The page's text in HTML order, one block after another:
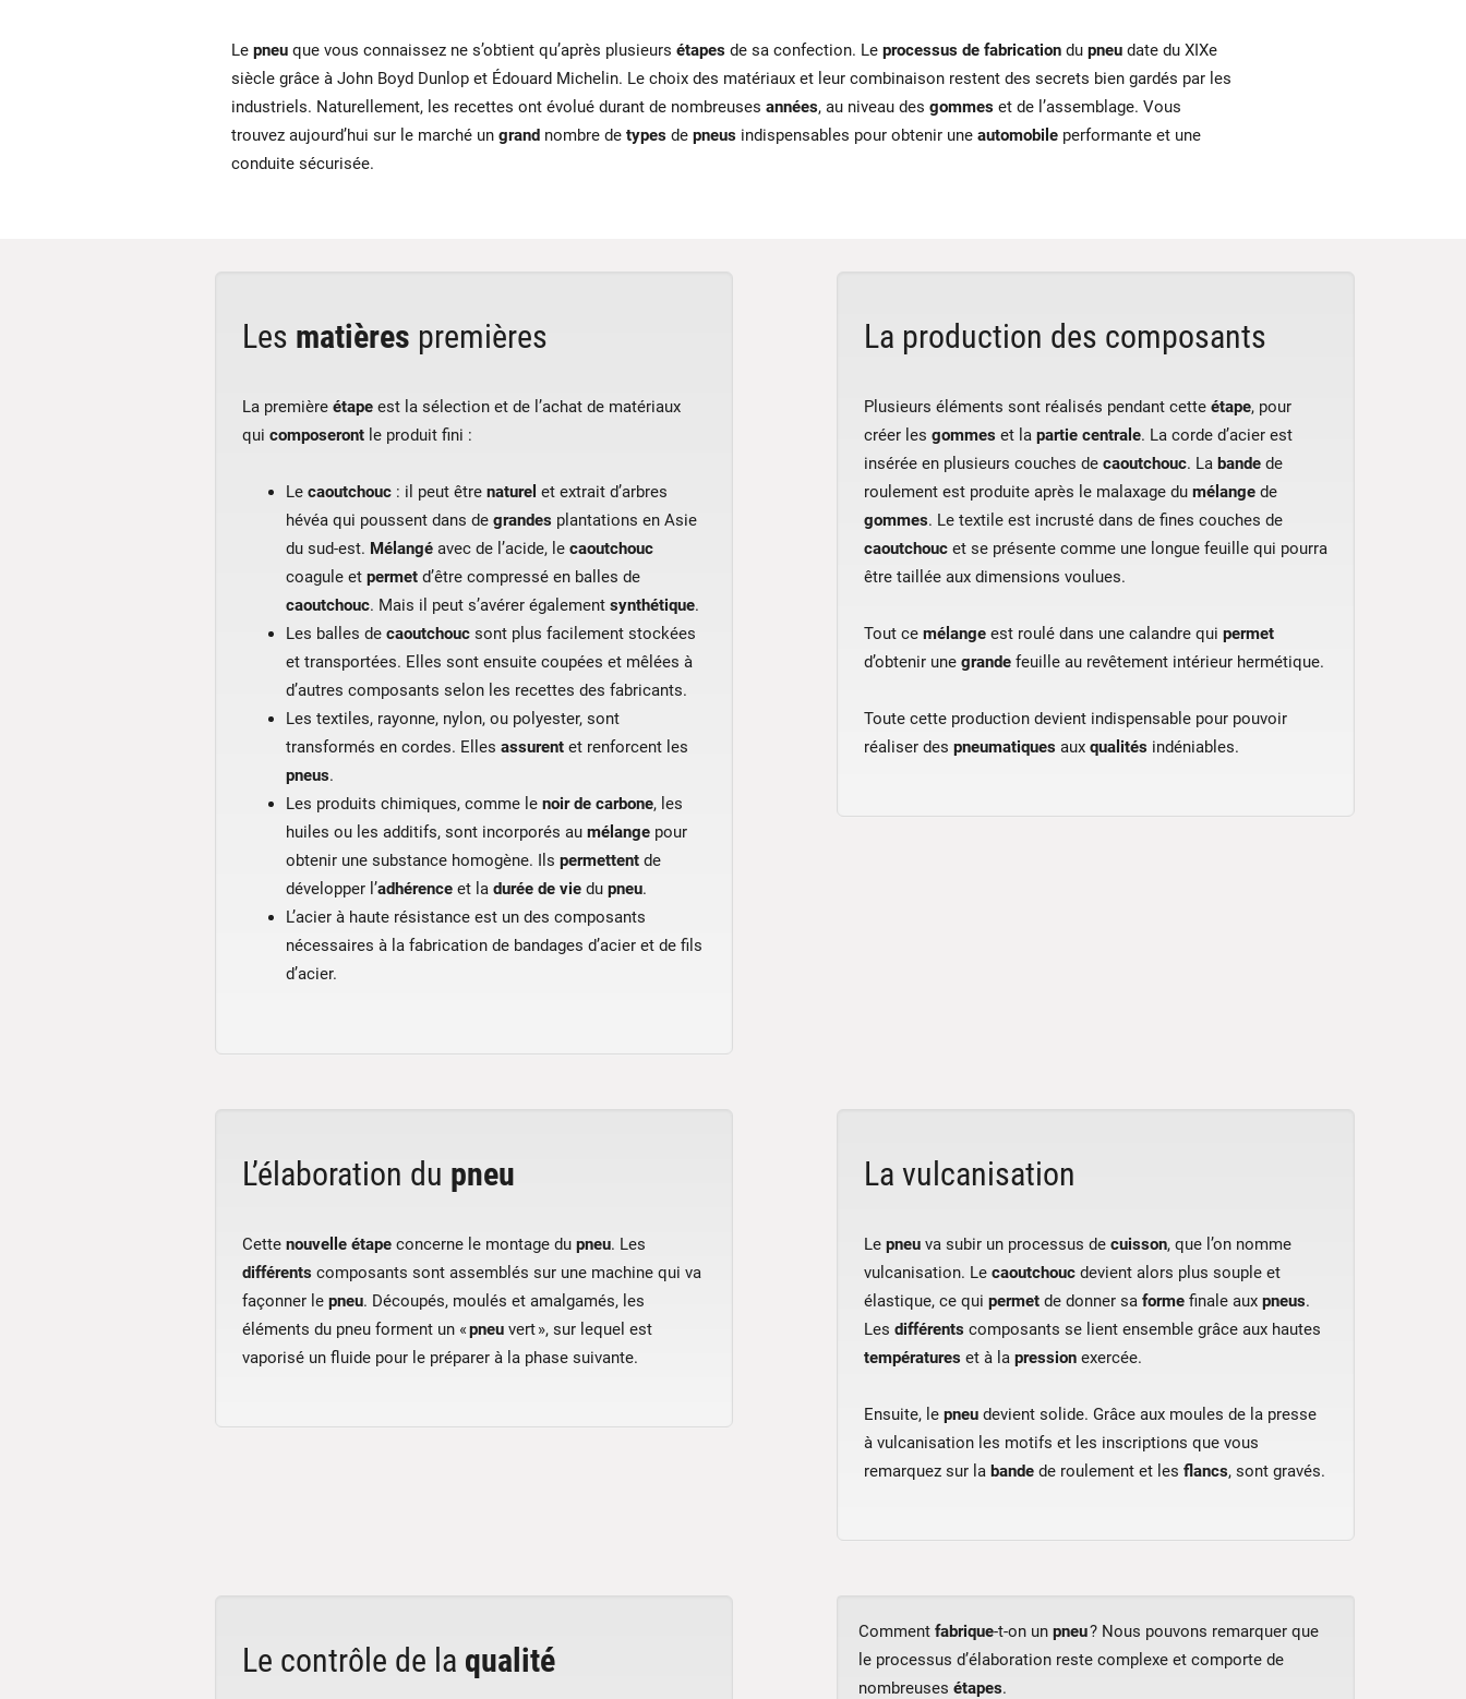
Le pneu que vous connaissez ne s’obtient qu’après plusieurs étapes de sa confection. Le processus de fabrication du pneu date du XIXe
siècle grâce à John Boyd Dunlop et Édouard Michelin. Le choix des matériaux et leur combinaison restent des secrets bien gardés par les
industriels. Naturellement, les recettes ont évolué durant de nombreuses années, au niveau des gommes et de l’assemblage. Vous
trouvez aujourd’hui sur le marché un grand nombre de types de pneus indispensables pour obtenir une automobile performante et une
conduite sécurisée.
Les matières premières
La première étape est la sélection et de l’achat de matériaux
qui composeront le produit fini :
Le caoutchouc : il peut être naturel et extrait d’arbres
hévéa qui poussent dans de grandes plantations en Asie
du sud-est. Mélangé avec de l’acide, le caoutchouc
coagule et permet d’être compressé en balles de
caoutchouc. Mais il peut s’avérer également synthétique.
Les balles de caoutchouc sont plus facilement stockées
et transportées. Elles sont ensuite coupées et mêlées à
d’autres composants selon les recettes des fabricants.
Les textiles, rayonne, nylon, ou polyester, sont
transformés en cordes. Elles assurent et renforcent les
pneus.
Les produits chimiques, comme le noir de carbone, les
huiles ou les additifs, sont incorporés au mélange pour
obtenir une substance homogène. Ils permettent de
développer l’adhérence et la durée de vie du pneu.
L’acier à haute résistance est un des composants
nécessaires à la fabrication de bandages d’acier et de fils
d’acier.
La production des composants
Plusieurs éléments sont réalisés pendant cette étape, pour
créer les gommes et la partie centrale. La corde d’acier est
insérée en plusieurs couches de caoutchouc. La bande de
roulement est produite après le malaxage du mélange de
gommes. Le textile est incrusté dans de fines couches de
caoutchouc et se présente comme une longue feuille qui pourra
être taillée aux dimensions voulues.
Tout ce mélange est roulé dans une calandre qui permet
d’obtenir une grande feuille au revêtement intérieur hermétique.
Toute cette production devient indispensable pour pouvoir
réaliser des pneumatiques aux qualités indéniables.
L’élaboration du pneu
Cette nouvelle étape concerne le montage du pneu. Les
différents composants sont assemblés sur une machine qui va
façonner le pneu. Découpés, moulés et amalgamés, les
éléments du pneu forment un «pneu vert », sur lequel est
vaporisé un fluide pour le préparer à la phase suivante.
La vulcanisation
Le pneu va subir un processus de cuisson, que l’on nomme
vulcanisation. Le caoutchouc devient alors plus souple et
élastique, ce qui permet de donner sa forme finale aux pneus.
Les différents composants se lient ensemble grâce aux hautes
températures et à la pression exercée.
Ensuite, le pneu devient solide. Grâce aux moules de la presse
à vulcanisation les motifs et les inscriptions que vous
remarquez sur la bande de roulement et les flancs, sont gravés.
Le contrôle de la qualité
Comment fabrique-t-on un pneu? Nous pouvons remarquer que
le processus d’élaboration reste complexe et comporte de
nombreuses étapes.